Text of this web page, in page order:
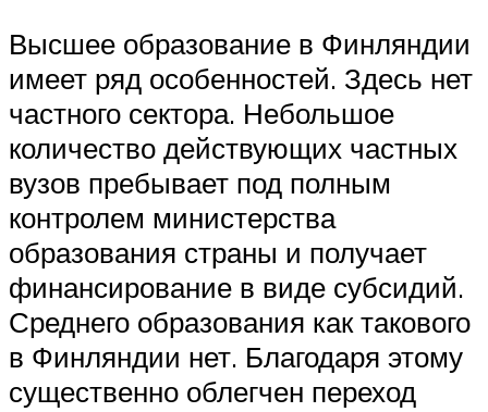
Высшее образование в Финляндии
имеет ряд особенностей. Здесь нет
частного сектора. Небольшое
количество действующих частных
вузов пребывает под полным
контролем министерства
образования страны и получает
финансирование в виде субсидий.
Среднего образования как такового
в Финляндии нет. Благодаря этому
существенно облегчен переход